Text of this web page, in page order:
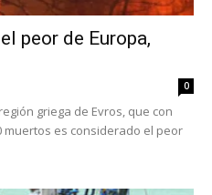
peor de Europa,
0
griega de Evros, que con
muertos es considerado el peor